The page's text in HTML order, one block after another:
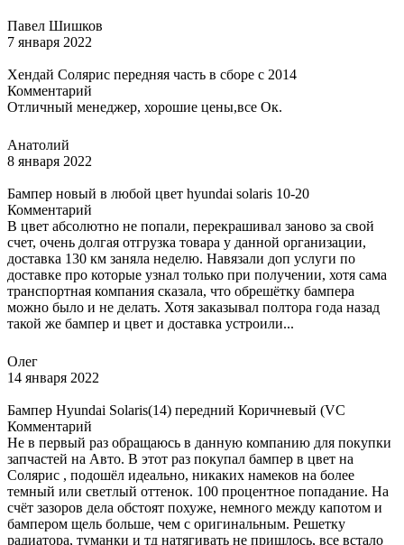
Павел Шишков
7 января 2022
Хендай Солярис передняя часть в сборе с 2014
Комментарий
Отличный менеджер, хорошие цены,все Ок.
Анатолий
8 января 2022
Бампер новый в любой цвет hyundai solaris 10-20
Комментарий
В цвет абсолютно не попали, перекрашивал заново за свой
счет, очень долгая отгрузка товара у данной организации,
доставка 130 км заняла неделю. Навязали доп услуги по
доставке про которые узнал только при получении, хотя сама
транспортная компания сказала, что обрешётку бампера
можно было и не делать. Хотя заказывал полтора года назад
такой же бампер и цвет и доставка устроили...
Олег
14 января 2022
Бампер Hyundai Solaris(14) передний Коричневый (VC
Комментарий
Не в первый раз обращаюсь в данную компанию для покупки
запчастей на Авто. В этот раз покупал бампер в цвет на
Солярис , подошёл идеально, никаких намеков на более
темный или светлый оттенок. 100 процентное попадание. На
счёт зазоров дела обстоят похуже, немного между капотом и
бампером щель больше, чем с оригинальным. Решетку
радиатора, туманки и тд натягивать не пришлось, все встало